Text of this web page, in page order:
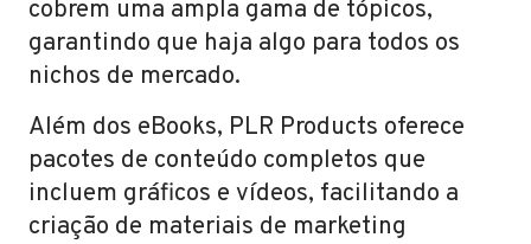
cobrem uma ampla gama de tópicos,
garantindo que haja algo para todos os
nichos de mercado.
Além dos eBooks, PLR Products oferece
pacotes de conteúdo completos que
incluem gráficos e vídeos, facilitando a
criação de materiais de marketing